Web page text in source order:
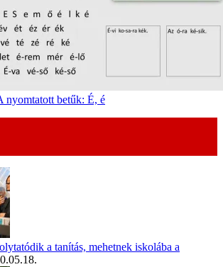
nyomtatott betűk: É, é
a tanítás, mehetnek iskolába a